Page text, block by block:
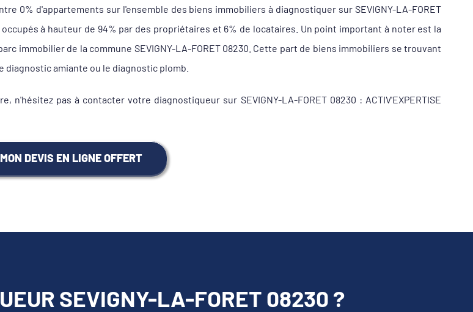
0% d'appartements sur l'ensemble des biens immobiliers à diagnostiquer sur SEVIGNY-LA-FORET
à hauteur de 94% par des propriétaires et 6% de locataires. Un point important à noter est la
immobilier de la commune SEVIGNY-LA-FORET 08230. Cette part de biens immobiliers se trouvant
amiante ou le diagnostic plomb.
pas à contacter votre diagnostiqueur sur SEVIGNY-LA-FORET 08230 : ACTIV'EXPERTISE
MON DEVIS EN LIGNE OFFERT
SEVIGNY-LA-FORET 08230 ?